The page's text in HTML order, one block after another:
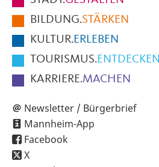
der
SeiteBILDUNG.STÄRKEN
KULTUR.ERLEBEN
TOURISMUS.ENTDECKEN
KARRIERE.MACHEN
Newsletter / Bürgerbrief
Mannheim-App
Facebook
X